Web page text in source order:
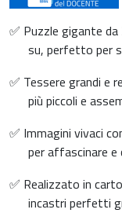
✅ Puzzle gigante
su, perfetto per
✅ Tessere grandi e
più piccoli e
✅ Immagini vivaci
per affascinare e
✅ Realizzato in
incastri perfetti